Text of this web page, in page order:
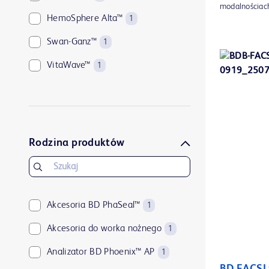
HemoSphere Alta™ 1
Swan-Ganz™ 1
VitaWave™ 1
Rodzina produktów
Akcesoria BD PhaSeal™ 1
Akcesoria do worka nożnego 1
Analizator BD Phoenix™ AP 1